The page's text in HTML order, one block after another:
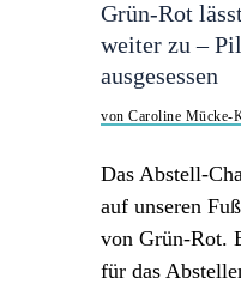
Grün-Rot
weiter zu –
ausgesessen
von Caroline Mücke-
Das Abstell-
auf unseren
von Grün-Rot.
für das